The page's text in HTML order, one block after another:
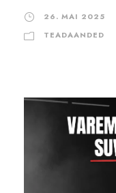
26. MAI 2025
TEADAANDED